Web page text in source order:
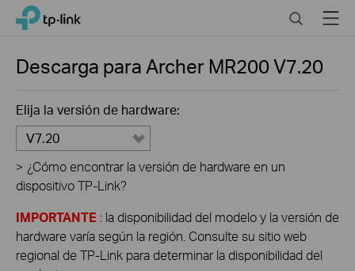
Click
navigation
TP-Link, Reliably Smart SearchMenu
Descarga paraArcher MR200V7.20
Elija la versión de hardware:
V7.20
> ¿Cómo encontrar la versión de hardware en un
dispositivo TP-Link?
IMPORTANTE : la disponibilidad del modelo y la versión de
hardware varía según la región. Consulte su sitio web
regional de TP-Link para determinar la disponibilidad del